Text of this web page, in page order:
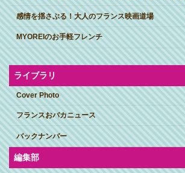
感情を揺さぶる！大人のフランス映画道場
MYOREIのお手軽フレンチ
ライブラリ
Cover Photo
フランスおバカニュース
バックナンバー
編集部